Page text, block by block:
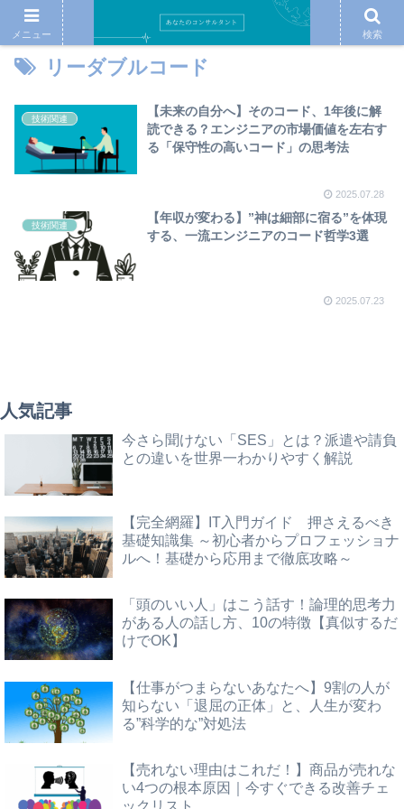
リーダブルコード
技術関連
【未来の自分へ】そのコード、1年後に解
読できる？エンジニアの市場価値を左右す
る「保守性の高いコード」の思考法
2025.07.28
技術関連
【年収が変わる】”神は細部に宿る”を体現
する、一流エンジニアのコード哲学3選
2025.07.23
人気記事
今さら聞けない「SES」とは？派遣や請負
との違いを世界一わかりやすく解説
【完全網羅】IT入門ガイド 押さえるべき
基礎知識集 ～初心者からプロフェッショナ
ルへ！基礎から応用まで徹底攻略～
「頭のいい人」はこう話す！論理的思考力
がある人の話し方、10の特徴【真似するだ
けでOK】
【仕事がつまらないあなたへ】9割の人が
知らない「退屈の正体」と、人生が変わ
る”科学的な”対処法
【売れない理由はこれだ！】商品が売れな
い4つの根本原因｜今すぐできる改善チェ
ックリスト
メニュー 検索